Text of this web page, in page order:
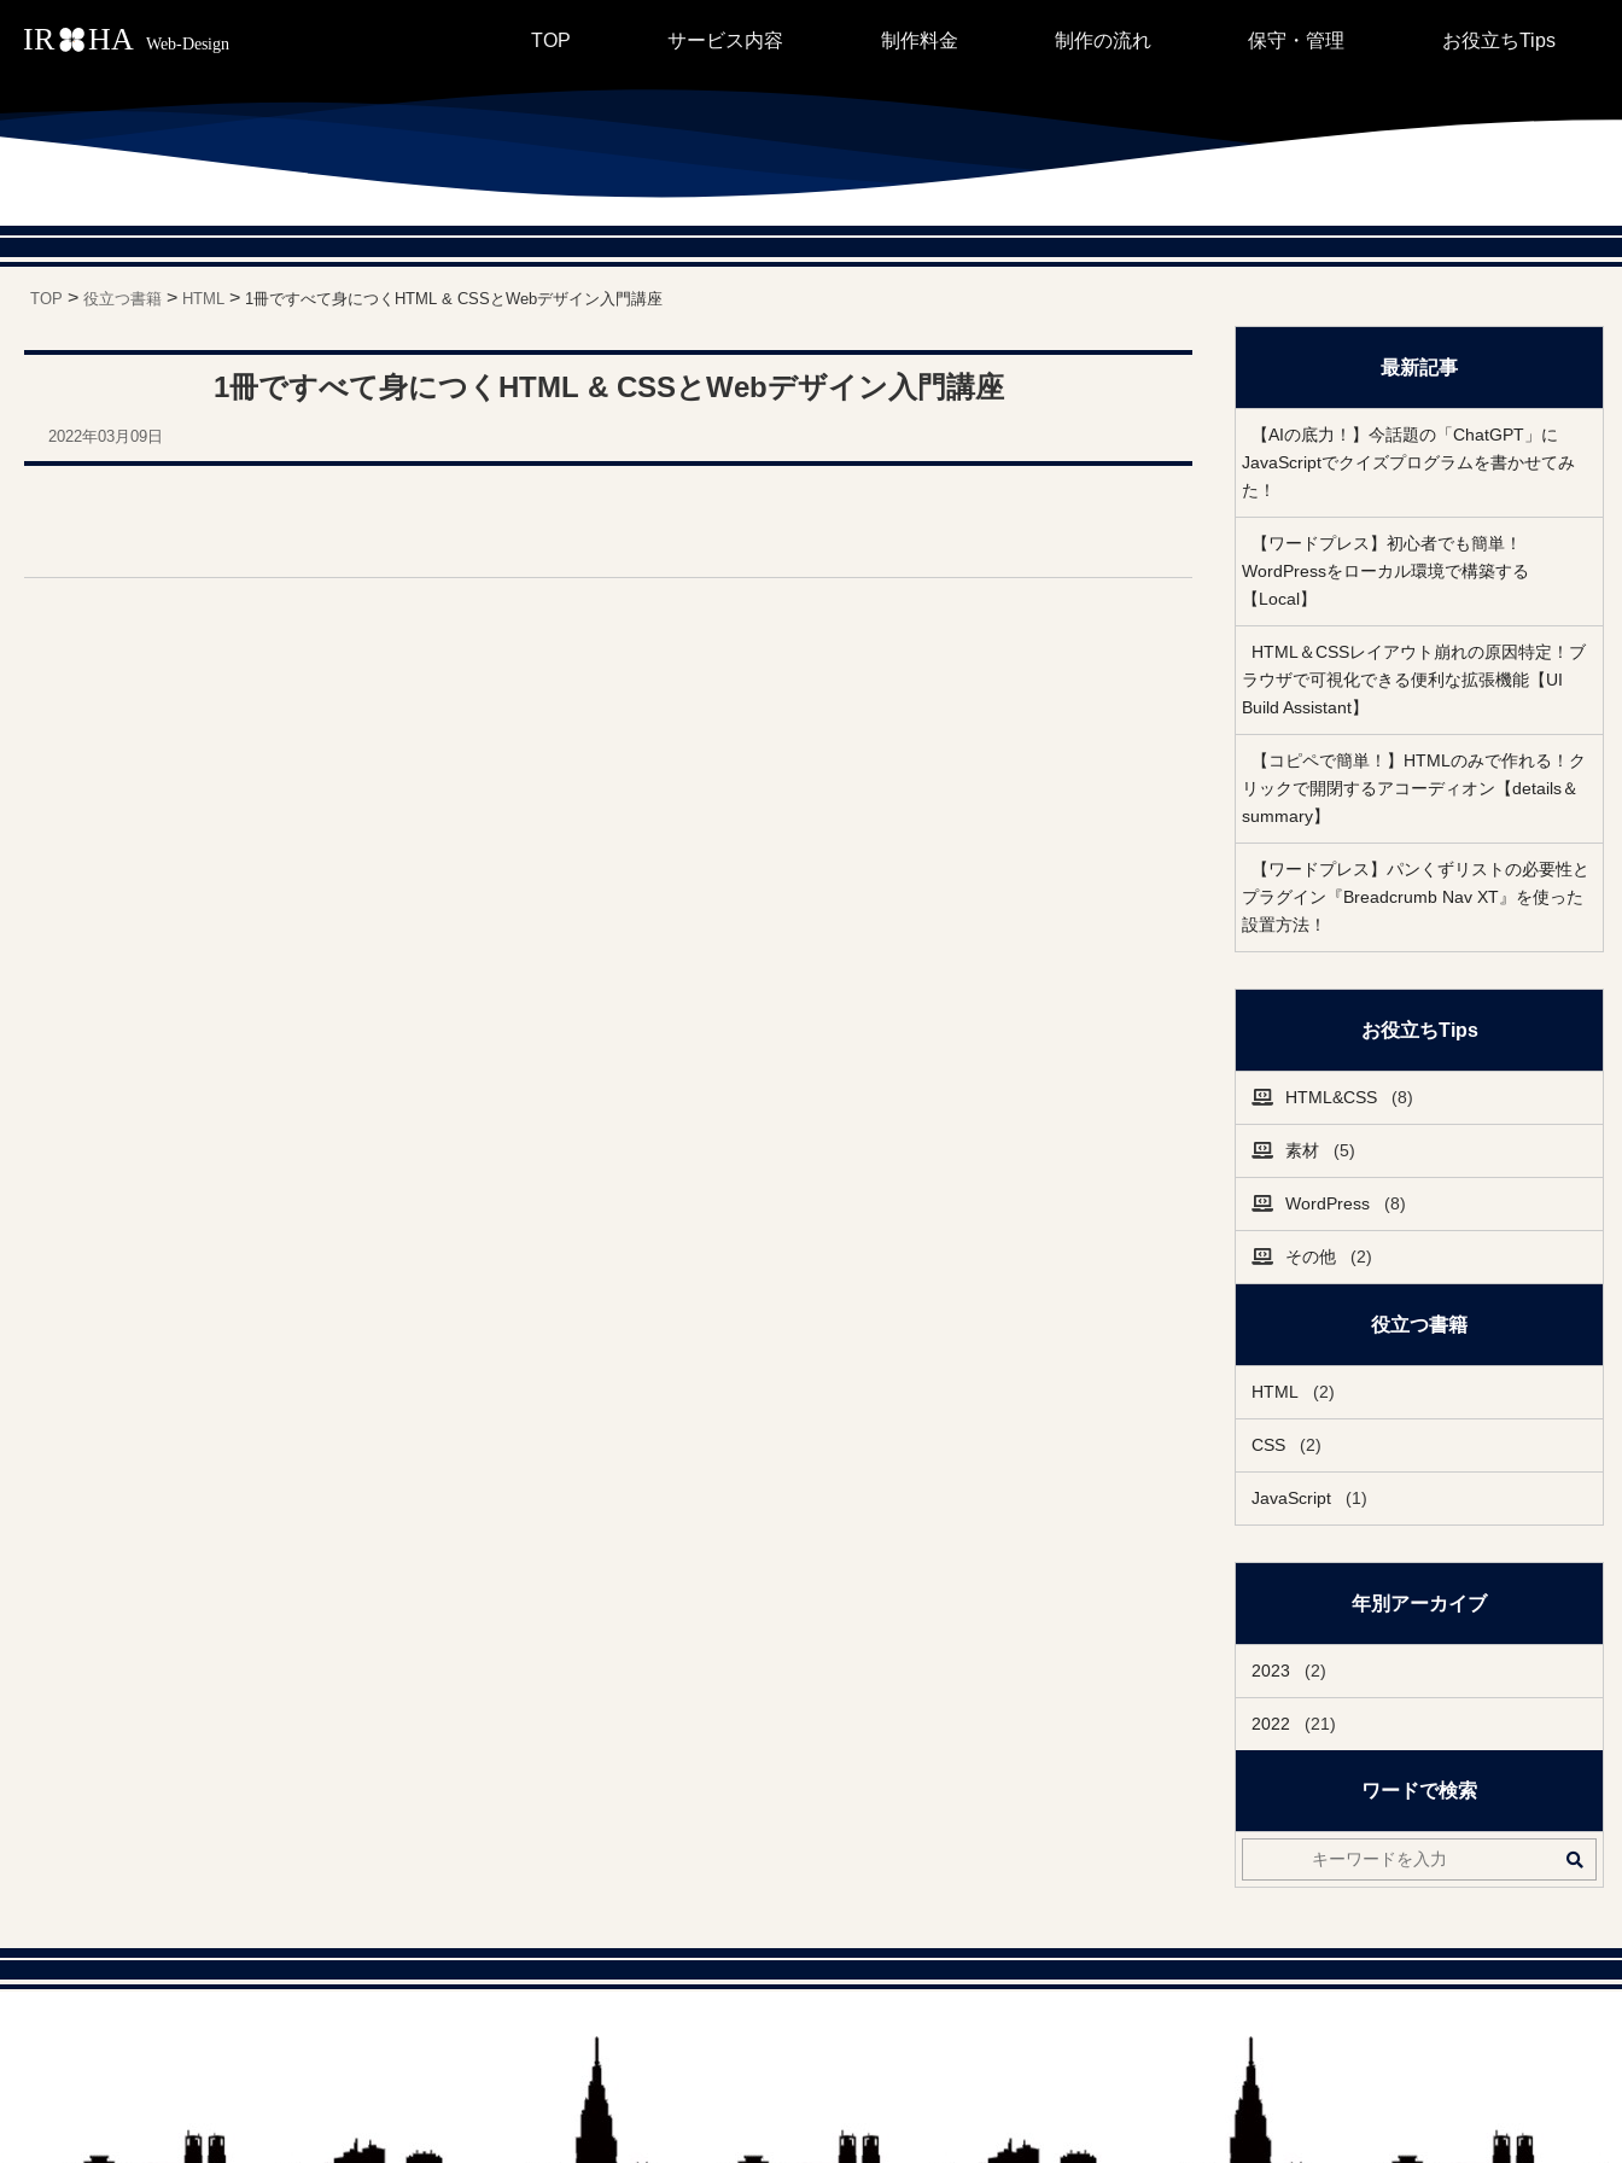
TOP サービス内容 制作料金 制作の流れ 保守・管理 お役立ちTips
TOP > 役立つ書籍 > HTML > 1冊ですべて身につくHTML & CSSとWebデザイン入門講座
1冊ですべて身につくHTML & CSSとWebデザイン入門講座
2022年03月09日
最新記事
【AIの底力！】今話題の「ChatGPT」に
JavaScriptでクイズプログラムを書かせてみ
た！
【ワードプレス】初心者でも簡単！
WordPressをローカル環境で構築する
【Local】
HTML＆CSSレイアウト崩れの原因特定！ブ
ラウザで可視化できる便利な拡張機能【UI
Build Assistant】
【コピペで簡単！】HTMLのみで作れる！ク
リックで開閉するアコーディオン【details＆
summary】
【ワードプレス】パンくずリストの必要性と
プラグイン『Breadcrumb Nav XT』を使った
設置方法！
お役立ちTips
HTML&CSS (8)
素材 (5)
WordPress (8)
その他 (2)
役立つ書籍
HTML (2)
CSS (2)
JavaScript (1)
年別アーカイブ
2023 (2)
2022 (21)
ワードで検索